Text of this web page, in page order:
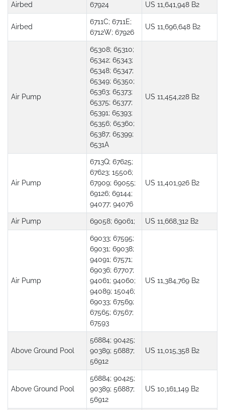
Airbed 67924 US 11,641,948 B2
Airbed
6711C; 6711E;
6712W; 67926
US 11,696,648 B2
Air Pump
65308; 65310;
65342; 65343;
65348; 65347;
65349; 65350;
65363; 65373;
65375; 65377;
65391; 65393;
65356; 65360;
65387; 65399;
6531A
US 11,454,228 B2
Air Pump
6713Q; 67625;
67623; 15506;
67909; 69055;
69126; 69144;
94077; 94076
US 11,401,926 B2
Air Pump 69058; 69061; US 11,668,312 B2
Air Pump
69033; 67595;
69031; 69038;
94091; 67571;
69036; 67707;
94061; 94060;
94089; 15046;
69033; 67569;
67565; 67567;
67593
US 11,384,769 B2
Above Ground Pool
56884; 90425;
90389; 56887;
56912
US 11,015,358 B2
Above Ground Pool
56884; 90425;
90389; 56887;
56912
US 10,161,149 B2